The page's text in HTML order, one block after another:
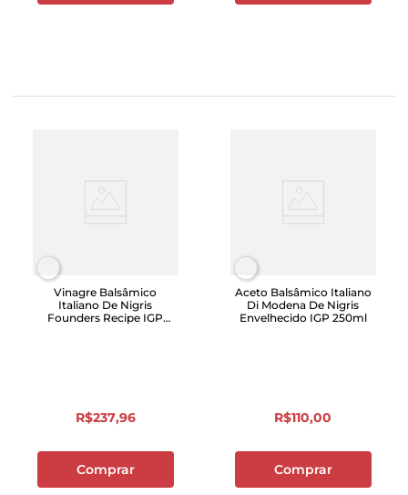
Vinagre Balsâmico
Italiano De Nigris
Founders Recipe IGP
R$237,96
Comprar
Aceto Balsâmico Italiano
Di Modena De Nigris
Envelhecido IGP 250ml
R$110,00
Comprar